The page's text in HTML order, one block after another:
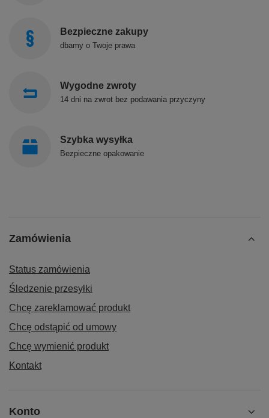
Bezpieczne zakupy
dbamy o Twoje prawa
Wygodne zwroty
14 dni na zwrot bez podawania przyczyny
Szybka wysyłka
Bezpieczne opakowanie
Zamówienia
Status zamówienia
Śledzenie przesyłki
Chcę zareklamować produkt
Chcę odstąpić od umowy
Chcę wymienić produkt
Kontakt
Konto